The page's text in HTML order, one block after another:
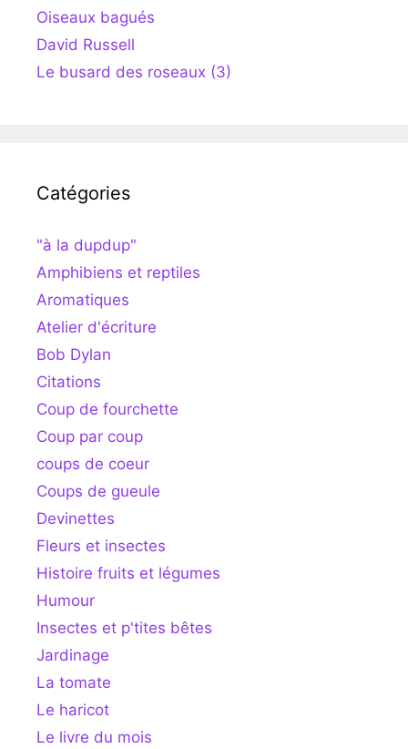
Oiseaux bagués
David Russell
Le busard des roseaux (3)
Catégories
"à la dupdup"
Amphibiens et reptiles
Aromatiques
Atelier d'écriture
Bob Dylan
Citations
Coup de fourchette
Coup par coup
coups de coeur
Coups de gueule
Devinettes
Fleurs et insectes
Histoire fruits et légumes
Humour
Insectes et p'tites bêtes
Jardinage
La tomate
Le haricot
Le livre du mois